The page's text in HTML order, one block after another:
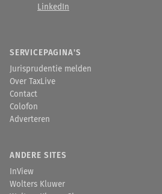
LinkedIn
SERVICEPAGINA'S
Jurisprudentie melden
Over TaxLive
Contact
Colofon
Adverteren
ANDERE SITES
InView
Wolters Kluwer